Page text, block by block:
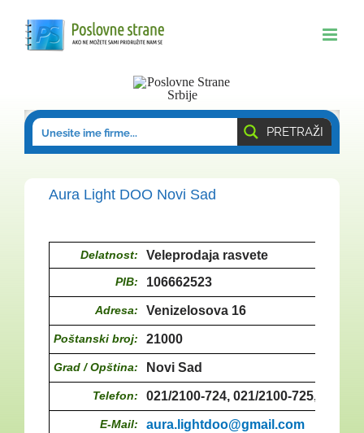
content
PRETRAŽI
Aura Light DOO Novi Sad
Delatnost: Veleprodaja rasvete
PIB: 106662523
Adresa: Venizelosova 16
Poštanski broj: 21000
Grad / Opština: Novi Sad
Telefon: 021/2100-724, 021/2100-725, 021/
E-Mail: aura.lightdoo@gmail.com